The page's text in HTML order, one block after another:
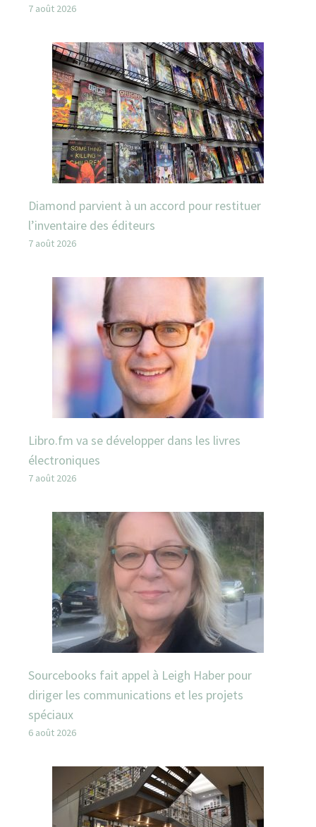
7 août 2026
Diamond parvient à un accord pour restituer
l’inventaire des éditeurs
7 août 2026
Libro.fm va se développer dans les livres
électroniques
7 août 2026
Sourcebooks fait appel à Leigh Haber pour
diriger les communications et les projets
spéciaux
6 août 2026